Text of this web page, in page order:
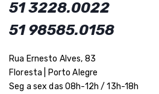
51 3228.0022
51 98585.0158
Rua Ernesto Alves, 83
Floresta | Porto Alegre
Seg a sex das 08h-12h / 13h-18h